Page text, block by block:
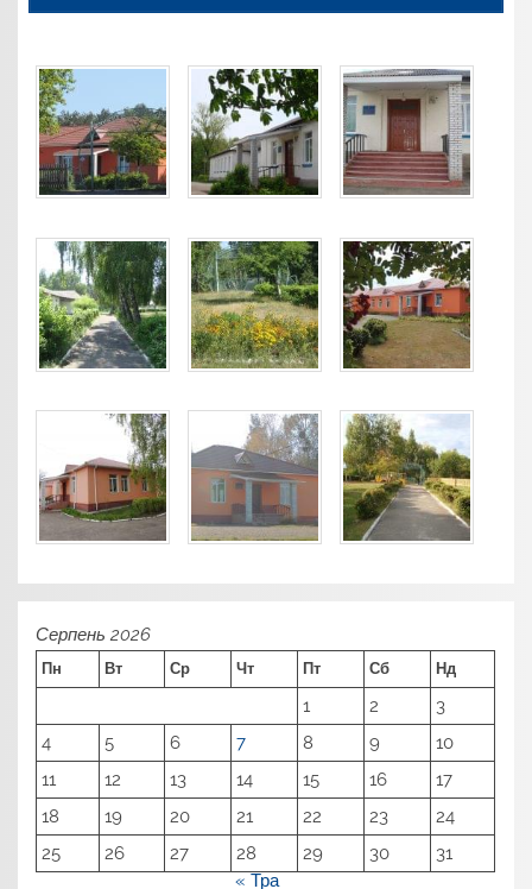
Серпень 2026
Пн Вт Ср Чт Пт Сб Нд
1 2
3
4
5 6 7 8 9
10
11
12 13 14 15 16
17
18
19 20 21 22 23
24
25
26 27 28 29 30
31
« Тра